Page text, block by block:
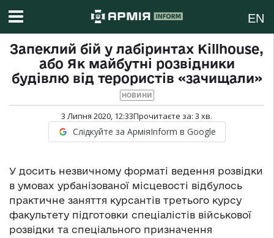
EN
Запеклий бій у лабіринтах Killhouse,
або Як майбутні розвідники
будівлю від терористів «зачищали»
НОВИНИ
3 Липня 2020, 12:33Прочитаєте за: 3 хв.
Слідкуйте за АрміяInform в Google
У досить незвичному форматі ведення розвідки
в умовах урбанізованої місцевості відбулось
практичне заняття курсантів третього курсу
факультету підготовки спеціалістів військової
розвідки та спеціального призначення